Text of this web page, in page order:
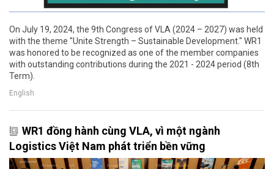
On July 19, 2024, the 9th Congress of VLA (2024 – 2027) was held
with the theme "Unite Strength – Sustainable Development." WR1
was honored to be recognized as one of the member companies
with outstanding contributions during the 2021 - 2024 period (8th
Term).
English
WR1 đồng hành cùng VLA, vì một ngành
Logistics Việt Nam phát triển bền vững